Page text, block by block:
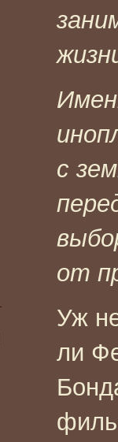
с
от
Уж
ли